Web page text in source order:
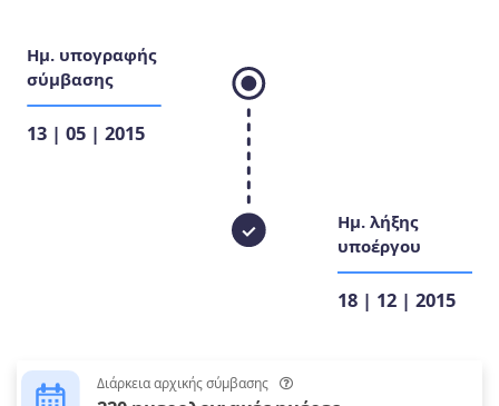
Ημ. υπογραφής
σύμβασης
13 | 05 | 2015
Ημ. λήξης
υποέργου
18 | 12 | 2015
Διάρκεια αρχικής σύμβασης